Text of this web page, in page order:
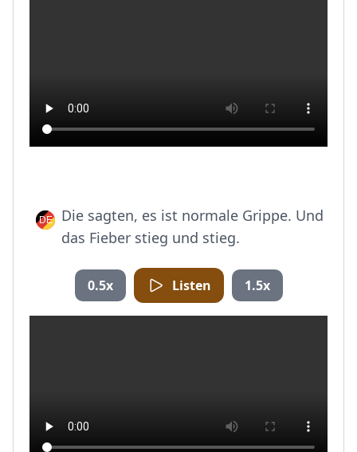
Die sagten, es ist normale Grippe. Und
das Fieber stieg und stieg.
0.5x Listen 1.5x